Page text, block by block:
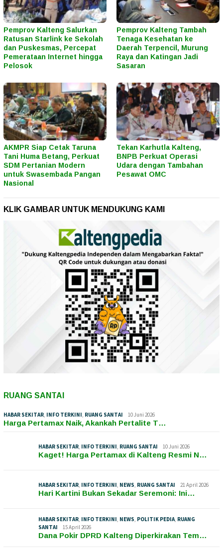
Pemprov Kalteng Salurkan
Ratusan Starlink ke Sekolah
dan Puskesmas, Percepat
Pemerataan Internet hingga
Pelosok
Pemprov Kalteng Tambah
Tenaga Kesehatan ke
Daerah Terpencil, Murung
Raya dan Katingan Jadi
Sasaran
AKMPR Siap Cetak Taruna
Tani Huma Betang, Perkuat
SDM Pertanian Modern
untuk Swasembada Pangan
Nasional
Tekan Karhutla Kalteng,
BNPB Perkuat Operasi
Udara dengan Tambahan
Pesawat OMC
KLIK GAMBAR UNTUK MENDUKUNG KAMI
RUANG SANTAI
HABAR SEKITAR INFO TERKINI RUANG SANTAI 10 Juni 2026
Harga Pertamax Naik, Akankah Pertalite T…
HABAR SEKITAR INFO TERKINI RUANG SANTAI 10 Juni 2026
Kaget! Harga Pertamax di Kalteng Resmi N…
HABAR SEKITAR INFO TERKINI NEWS RUANG SANTAI 21 April 2026
Hari Kartini Bukan Sekadar Seremoni: Ini…
HABAR SEKITAR INFO TERKINI NEWS POLITIK PEDIA RUANG
SANTAI
15 April 2026
Dana Pokir DPRD Kalteng Diperkirakan Tem…